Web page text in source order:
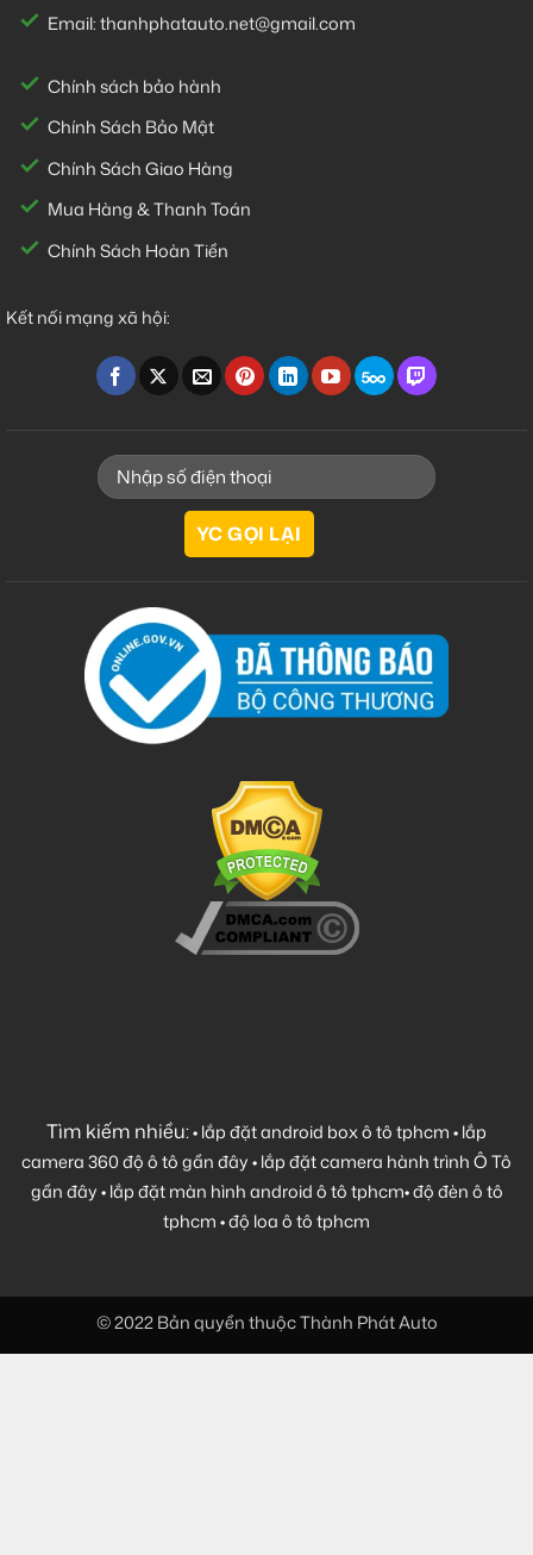
Email:thanhphatauto.net@gmail.com
Chính sách bảo hành
Chính Sách Bảo Mật
Chính Sách Giao Hàng
Mua Hàng & Thanh Toán
Chính Sách Hoàn Tiền
Kết nối mạng xã hội:
Tìm kiếm nhiều:•lắp đặt android box ô tô tphcm•lắp
camera 360 độ ô tô gần đây•lắp đặt camera hành trình Ô Tô
gần đây•lắp đặt màn hình android ô tô tphcm•độ đèn ô tô
tphcm•độ loa ô tô tphcm
© 2022 Bản quyền thuộc Thành Phát Auto